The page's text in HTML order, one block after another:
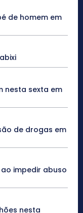
de homem em
nesta sexta em
de drogas em
impedir abuso
nesta